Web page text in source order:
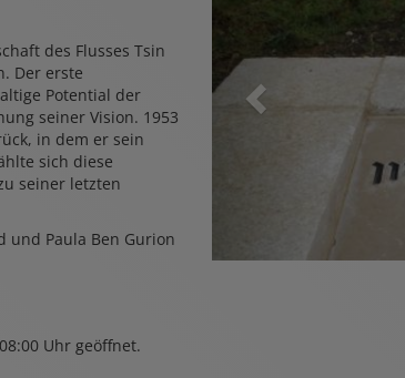
des Flusses Tsin
Der erste
Potential der
seiner Vision. 1953
in dem er sein
sich diese
seiner letzten
und Paula Ben Gurion
Uhr geöffnet.